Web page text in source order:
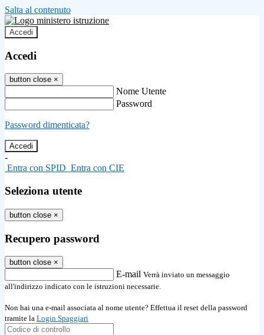
Salta al contenuto
Accedi
Accedi
button close ×
Nome Utente
Password
Password dimenticata?
-
Entra con SPID Entra con CIE
Seleziona utente
button close ×
Recupero password
button close ×
E-mail Verrà inviato un messaggio
all'indirizzo indicato con le istruzioni necessarie.
Non hai una e-mail associata al nome utente? Effettua il reset della password
tramite la Login Spaggiari